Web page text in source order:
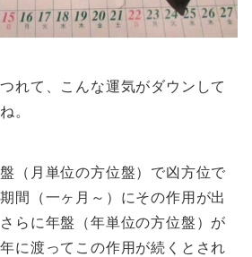
れて、こんな運気がダウンして
。
（月単位の方位盤）で凶方位で
間（一ヶ月～）にその作用が出
らに年盤（年単位の方位盤）が
に渡ってこの作用が続くとされ